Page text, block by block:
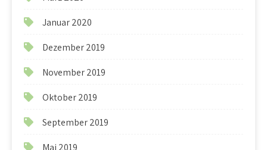
Januar 2020
Dezember 2019
November 2019
Oktober 2019
September 2019
Mai 2019